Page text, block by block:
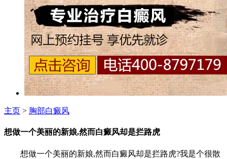
主页 > 胸部白癜风
想做一个美丽的新娘,然而白癜风却是拦路虎
想做一个美丽的新娘,然而白癜风却是拦路虎?我是个很散